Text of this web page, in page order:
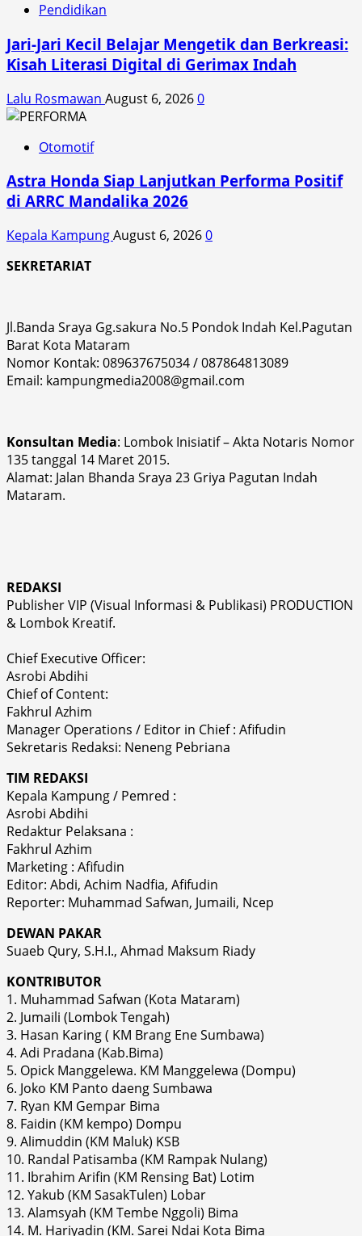
Pendidikan
Jari-Jari Kecil Belajar Mengetik dan Berkreasi:
Kisah Literasi Digital di Gerimax Indah
Lalu Rosmawan August 6, 20260
Otomotif
Astra Honda Siap Lanjutkan Performa Positif
di ARRC Mandalika 2026
Kepala KampungAugust 6, 20260
SEKRETARIAT
Jl.Banda Sraya Gg.sakura No.5 Pondok Indah Kel.Pagutan
Barat Kota Mataram
Nomor Kontak: 089637675034 / 087864813089
Email: kampungmedia2008@gmail.com
Konsultan Media: Lombok Inisiatif – Akta Notaris Nomor
135 tanggal 14 Maret 2015.
Alamat: Jalan Bhanda Sraya 23 Griya Pagutan Indah
Mataram.
REDAKSI
Publisher VIP (Visual Informasi & Publikasi) PRODUCTION
& Lombok Kreatif.
Chief Executive Officer:
Asrobi Abdihi
Chief of Content:
Fakhrul Azhim
Manager Operations / Editor in Chief : Afifudin
Sekretaris Redaksi: Neneng Pebriana
TIM REDAKSI
Kepala Kampung / Pemred :
Asrobi Abdihi
Redaktur Pelaksana :
Fakhrul Azhim
Marketing : Afifudin
Editor: Abdi, Achim Nadfia, Afifudin
Reporter: Muhammad Safwan, Jumaili, Ncep
DEWAN PAKAR
Suaeb Qury, S.H.I., Ahmad Maksum Riady
KONTRIBUTOR
1. Muhammad Safwan (Kota Mataram)
2. Jumaili (Lombok Tengah)
3. Hasan Karing ( KM Brang Ene Sumbawa)
4. Adi Pradana (Kab.Bima)
5. Opick Manggelewa. KM Manggelewa (Dompu)
6. Joko KM Panto daeng Sumbawa
7. Ryan KM Gempar Bima
8. Faidin (KM kempo) Dompu
9. Alimuddin (KM Maluk) KSB
10. Randal Patisamba (KM Rampak Nulang)
11. Ibrahim Arifin (KM Rensing Bat) Lotim
12. Yakub (KM SasakTulen) Lobar
13. Alamsyah (KM Tembe Nggoli) Bima
14. M. Hariyadin (KM. Sarei Ndai Kota Bima